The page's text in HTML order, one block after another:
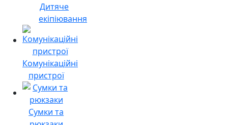
Дитяче
екіпіювання
Комунікаційні
пристрої
Сумки та